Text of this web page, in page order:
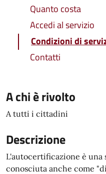
Quanto costa
Accedi al servizio
Condizioni di
Contatti
A chi è rivolto
A tutti i cittadini
Descrizione
L'autocertificazione è
conosciuta anche come